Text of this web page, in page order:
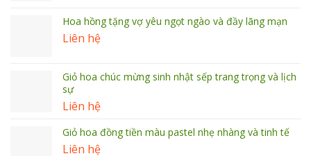
Hoa hồng tặng vợ yêu ngọt ngào và đầy lãng mạn
Liên hệ
Giỏ hoa chúc mừng sinh nhật sếp trang trọng và lịch
sự
Liên hệ
Giỏ hoa đồng tiền màu pastel nhẹ nhàng và tinh tế
Liên hệ